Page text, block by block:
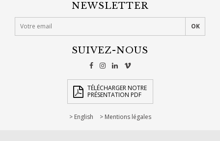
NEWSLETTER
SUIVEZ-NOUS
TÉLÉCHARGER NOTRE
PRÉSENTATION PDF
English Mentions légales